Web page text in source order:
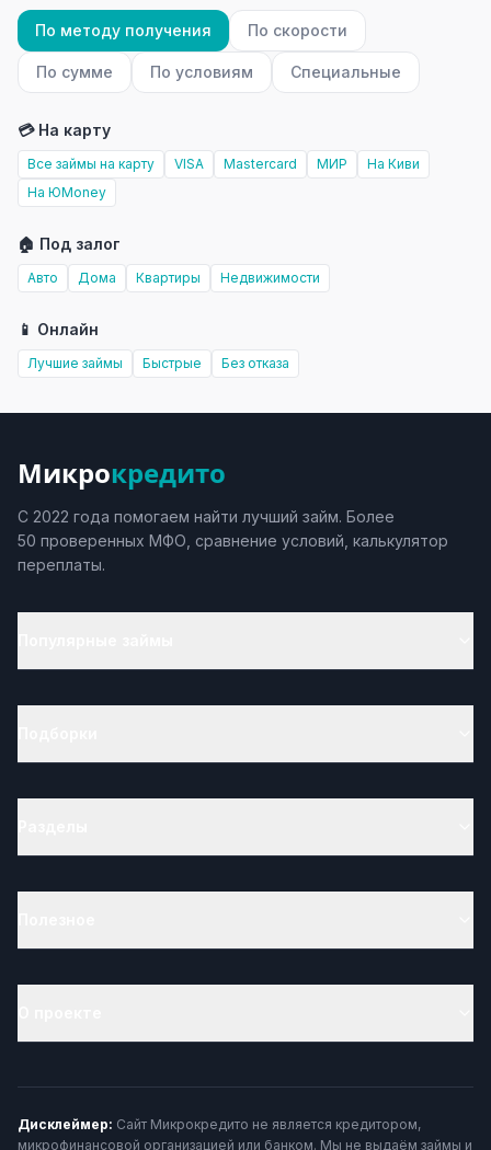
По методу получения По скорости
По сумме По условиям Специальные
💳 На карту
Все займы на карту VISA Mastercard МИР
На Киви
На ЮMoney
🏠 Под залог
Авто Дома Квартиры Недвижимости
📱 Онлайн
Лучшие займы Быстрые Без отказа
Микрокредито
С 2022 года помогаем найти лучший займ. Более
50 проверенных МФО, сравнение условий, калькулятор
переплаты.
Дисклеймер: Сайт Микрокредито не является кредитором,
микрофинансовой организацией или банком. Мы не выдаём займы и